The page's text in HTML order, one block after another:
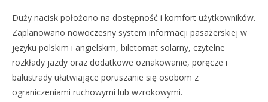
Duży nacisk położono na dostępność i komfort użytkowników.
Zaplanowano nowoczesny system informacji pasażerskiej w
języku polskim i angielskim, biletomat solarny, czytelne
rozkłady jazdy oraz dodatkowe oznakowanie, poręcze i
balustrady ułatwiające poruszanie się osobom z
ograniczeniami ruchowymi lub wzrokowymi.